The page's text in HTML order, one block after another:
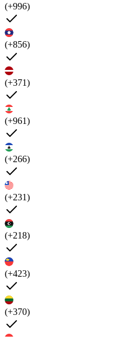
(+996)
(+856)
(+371)
(+961)
(+266)
(+231)
(+218)
(+423)
(+370)